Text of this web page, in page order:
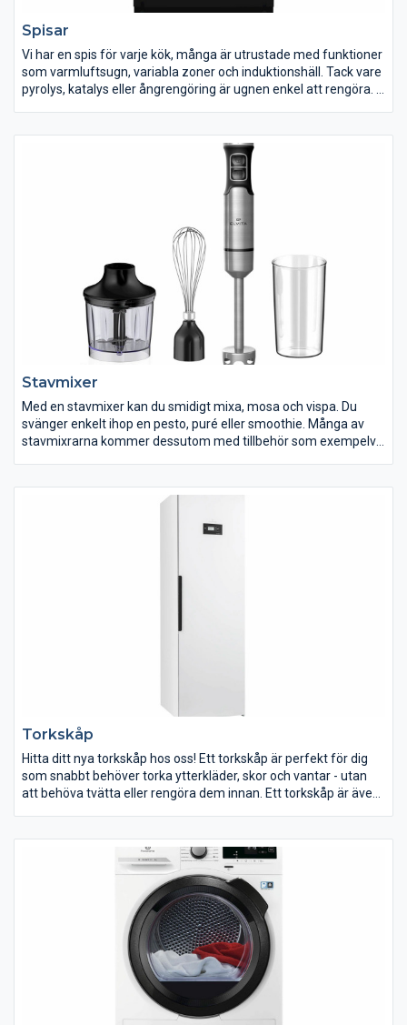
Spisar
Vi har en spis för varje kök, många är utrustade med funktioner
som varmluftsugn, variabla zoner och induktionshäll. Tack vare
pyrolys, katalys eller ångrengöring är ugnen enkel att rengöra.
och avancerade funktioner, allt för att du ska hitta en spis som
passar dig. Idag har de flesta spisar induktionshäll eller
keramikhäll, men du hittar även den klassiska varianten av spis
med gjutjärnsplattor i vårt sortiment.
Stavmixer
Med en stavmixer kan du smidigt mixa, mosa och vispa. Du
svänger enkelt ihop en pesto, puré eller smoothie. Många av
stavmixrarna kommer dessutom med tillbehör som exempelvis
Vi har mixers i alla prisklasser, med olika styrka och olika många
Torkskåp
Hitta ditt nya torkskåp hos oss! Ett torkskåp är perfekt för dig
som snabbt behöver torka ytterkläder, skor och vantar - utan
att behöva tvätta eller rengöra dem innan. Ett torkskåp är även
Blöta ytterkläder och grusiga kängor och stövlar är vanliga
inslag i en barnfamiljs vardag. Med ett torkskåp blir kläderna
snabbt torra och är redo för nästa omgång med lek. Häng in
kläderna på kvällen så är de garanterat torra till nästa dags